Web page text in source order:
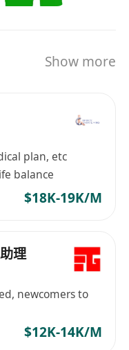
Show more
plan, etc
balance
$18K-19K/M
理
newcomers to
$12K-14K/M